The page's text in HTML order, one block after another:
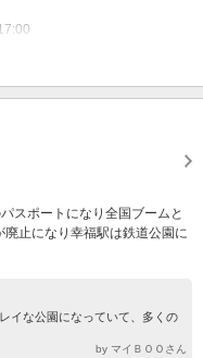
スポートになり全国ブームと
止になり幸福駅は鉄道公園に
イな公園になっていて、多くの
by マイＢＯＯさん